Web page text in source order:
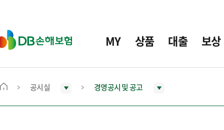
D
B
보
MY 상품 대출 보상
메
공시실 경영공시 및 공고